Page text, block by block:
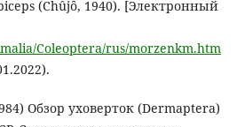
(Chûjȏ, 1940). [Электронный
Coleoptera/rus/morzenkm.htm
Обзор уховерток (Dermaptera)